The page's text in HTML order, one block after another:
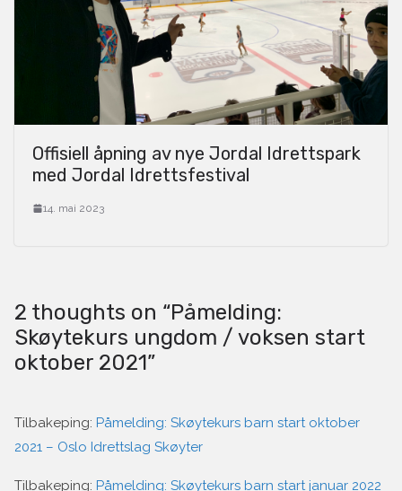
Offisiell åpning av nye Jordal Idrettspark
med Jordal Idrettsfestival
14. mai 2023
2 thoughts on “Påmelding:
Skøytekurs ungdom / voksen start
oktober 2021”
Tilbakeping: Påmelding: Skøytekurs barn start oktober
2021 – Oslo Idrettslag Skøyter
Tilbakeping: Påmelding: Skøytekurs barn start januar 2022